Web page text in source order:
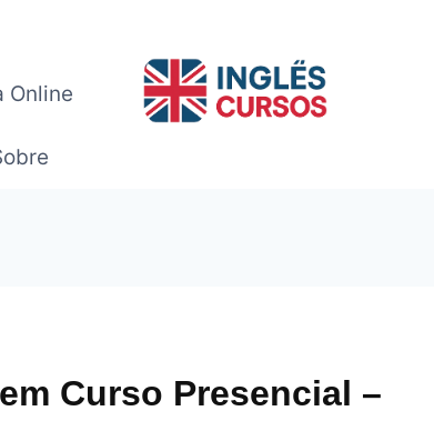
Online
Curso Presencial –